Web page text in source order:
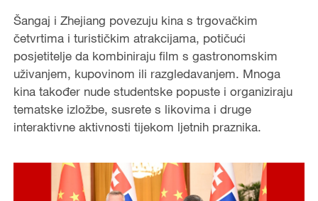
Šangaj i Zhejiang povezuju kina s trgovačkim
četvrtima i turističkim atrakcijama, potičući
posjetitelje da kombiniraju film s gastronomskim
uživanjem, kupovinom ili razgledavanjem. Mnoga
kina također nude studentske popuste i organiziraju
tematske izložbe, susrete s likovima i druge
interaktivne aktivnosti tijekom ljetnih praznika.